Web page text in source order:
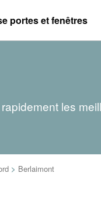
portes et fenêtres
les
> Berlaimont